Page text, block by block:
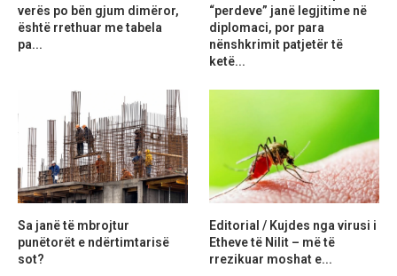
verës po bën gjum dimëror,
është rrethuar me tabela
pa...
“perdeve” janë legjitime në
diplomaci, por para
nënshkrimit patjetër të
ketë...
Sa janë të mbrojtur
punëtorët e ndërtimtarisë
sot?
Editorial / Kujdes nga virusi i
Etheve të Nilit – më të
rrezikuar moshat e...